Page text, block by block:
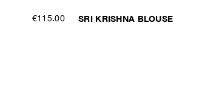
€115.00 SRI KRISHNA BLOUSE